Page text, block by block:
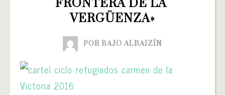
FRONTERA DE LA
VERGÜENZA»
POR BAJO ALBAIZÍN